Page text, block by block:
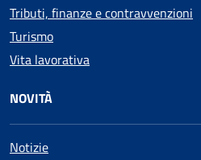
Tributi, finanze e contravvenzioni
Turismo
Vita lavorativa
NOVITÀ
Notizie